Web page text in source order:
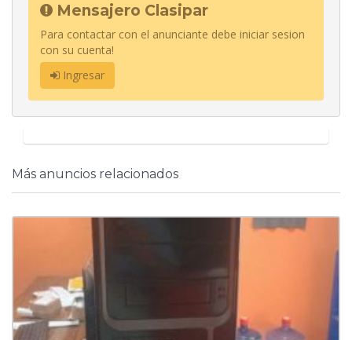
Mensajero Clasipar
Para contactar con el anunciante debe iniciar sesion
con su cuenta!
Ingresar
Más anuncios relacionados